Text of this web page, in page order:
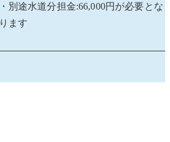
・別途水道分担金:66,000円が必要とな
ります